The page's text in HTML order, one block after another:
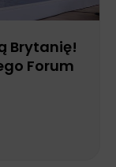
Brytanię!
Forum